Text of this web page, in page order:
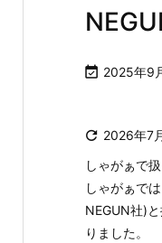
 2025年9
 2026年7
しゃがぁで
しゃがぁで
NEGUN社)
りました。